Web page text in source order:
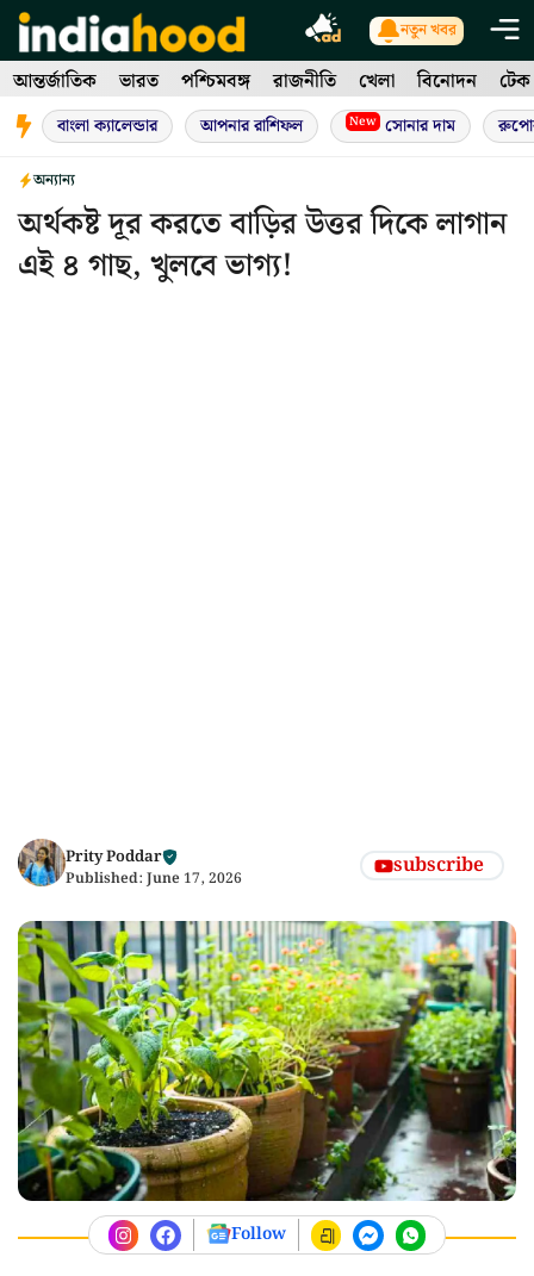
Skip
to
content
নতুন খবর
আন্তর্জাতিক ভারত পশ্চিমবঙ্গ রাজনীতি খেলা বিনোদন টেক
বাংলা ক্যালেন্ডার আপনার রাশিফল New সোনার দাম
অন্যান্য
অর্থকষ্ট দূর করতে বাড়ির উত্তর দিকে লাগান
এই ৪ গাছ, খুলবে ভাগ্য!
Prity Poddar
Published: June 17, 2026 subscribe
Follow